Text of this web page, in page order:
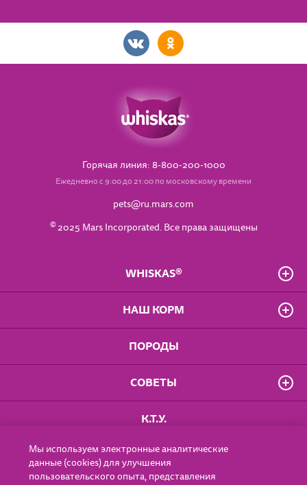
Горячая линия: 8-800-200-1000
Ежедневно с 9:00 до 21:00 по московскому времени
pets@ru.mars.com
©2025 Mars Incorporated. Все права защищены
WHISKAS®
О бренде
Положение о конфиденциальности
Пользовательское соглашение
НАШ КОРМ
Для котят от 1 до 12 мес.
Влажные рационы
Для стерилизованных кошек
ПОРОДЫ
СОВЕТЫ
Котёнок
Эксперты
К.Т.У.
ГДЕ КУПИТЬ
Мы используем электронные аналитические
данные (cookies) для улучшения
пользовательского опыта, представления